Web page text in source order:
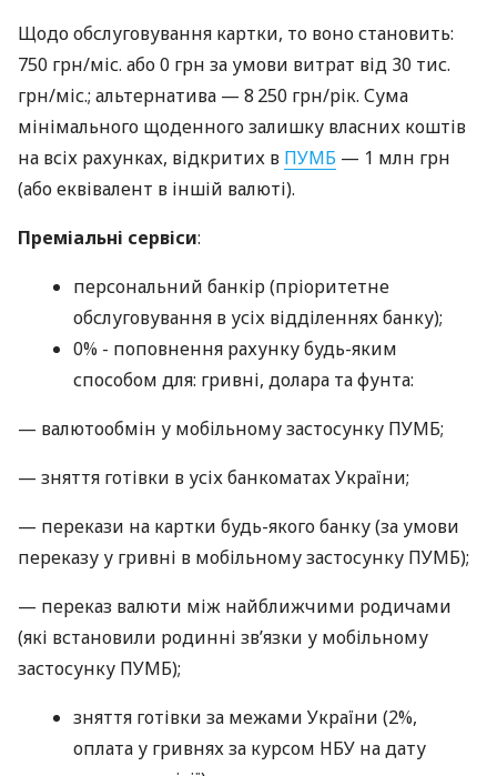
Щодо обслуговування картки, то воно становить:
750 грн/міс. або 0 грн за умови витрат від 30 тис.
грн/міс.; альтернатива — 8 250 грн/рік. Сума
мінімального щоденного залишку власних коштів
на всіх рахунках, відкритих в ПУМБ — 1 млн грн
(або еквівалент в іншій валюті).
Преміальні сервіси:
персональний банкір (пріоритетне
обслуговування в усіх відділеннях банку);
0% - поповнення рахунку будь-яким
способом для: гривні, долара та фунта:
— валютообмін у мобільному застосунку ПУМБ;
— зняття готівки в усіх банкоматах України;
— перекази на картки будь-якого банку (за умови
переказу у гривні в мобільному застосунку ПУМБ);
— переказ валюти між найближчими родичами
(які встановили родинні зв’язки у мобільному
застосунку ПУМБ);
зняття готівки за межами України (2%,
оплата у гривнях за курсом НБУ на дату